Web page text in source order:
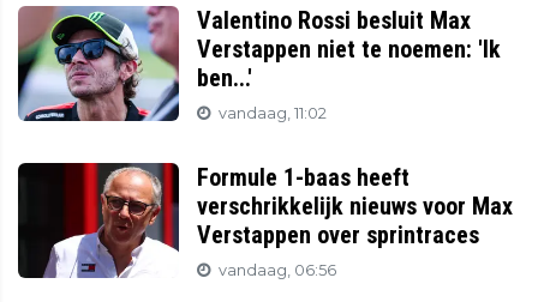
Valentino Rossi besluit Max
Verstappen niet te noemen: 'Ik
ben...'
vandaag, 11:02
Formule 1-baas heeft
verschrikkelijk nieuws voor Max
Verstappen over sprintraces
vandaag, 06:56